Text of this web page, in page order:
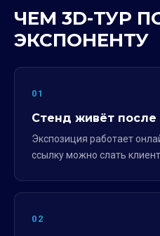
ЧЕМ 3D-ТУР
ЭКСПОНЕНТУ
01
Стенд живёт после
Экспозиция работает
ссылку можно слать
02